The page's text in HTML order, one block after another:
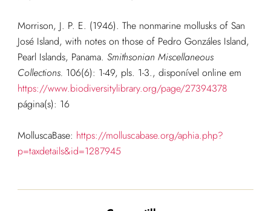
Morrison, J. P. E. (1946). The nonmarine mollusks of San
José Island, with notes on those of Pedro Gonzáles Island,
Pearl Islands, Panama. Smithsonian Miscellaneous
Collections. 106(6): 1-49, pls. 1-3., disponível online em
https://www.biodiversitylibrary.org/page/27394378
página(s): 16
MolluscaBase: https://molluscabase.org/aphia.php?
p=taxdetails&id=1287945